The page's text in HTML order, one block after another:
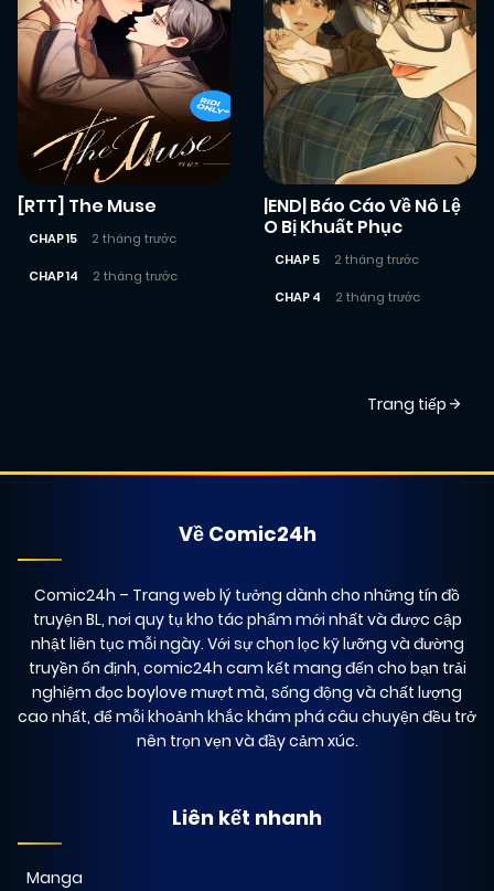
[RTT] The Muse
CHAP 15 2 tháng trước
CHAP 14 2 tháng trước
|END| Báo Cáo Về Nô Lệ
O Bị Khuất Phục
CHAP 5 2 tháng trước
CHAP 4 2 tháng trước
Trang tiếp
Về Comic24h
Comic24h – Trang web lý tưởng dành cho những tín đồ
truyện BL, nơi quy tụ kho tác phẩm mới nhất và được cập
nhật liên tục mỗi ngày. Với sự chọn lọc kỹ lưỡng và đường
truyền ổn định, comic24h cam kết mang đến cho bạn trải
nghiệm đọc boylove mượt mà, sống động và chất lượng
cao nhất, để mỗi khoảnh khắc khám phá câu chuyện đều trở
nên trọn vẹn và đầy cảm xúc.
Liên kết nhanh
Manga